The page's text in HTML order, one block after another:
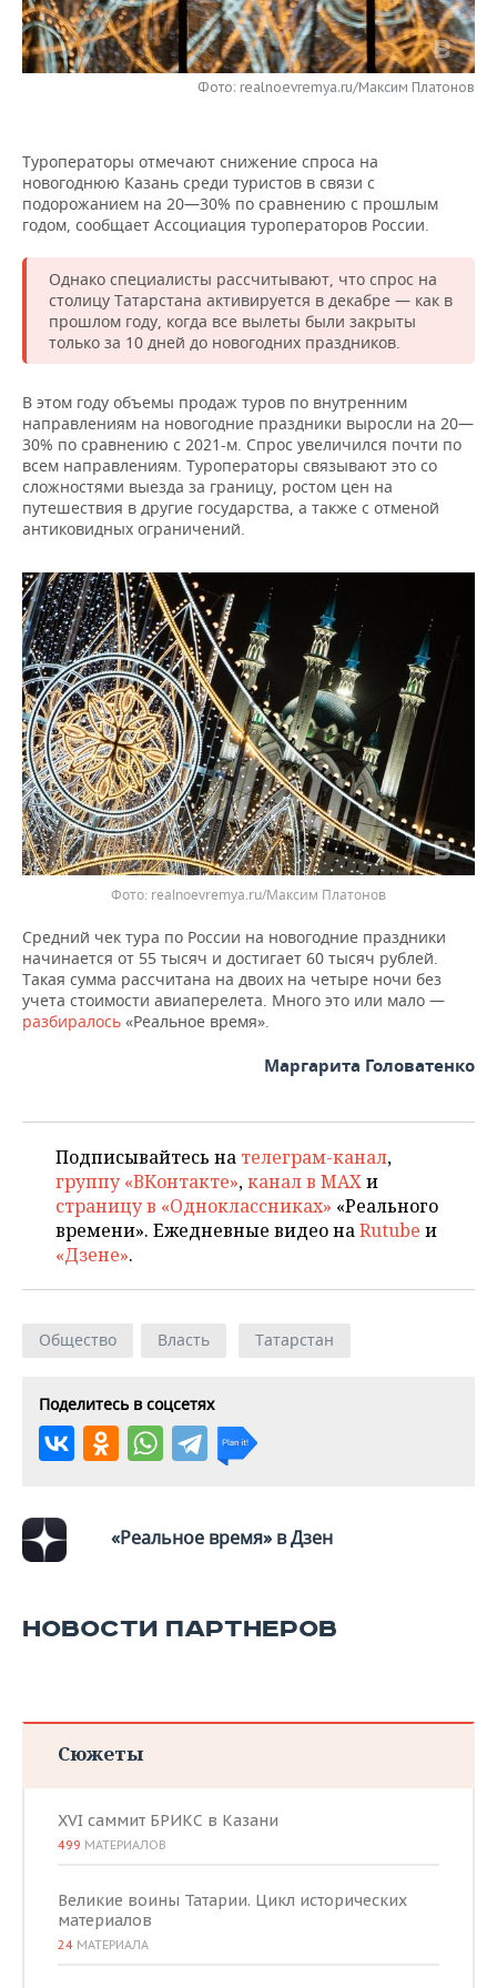
НЕФТЕХИМИЯ
НЕФТЬ
ЭНЕРГЕТИКА
РОЗНИЧНАЯ ТОРГОВЛЯ
НОВОСТИ ТЕХНОЛОГИЙ
ТЕЛЕКОММУНИКАЦИИ
МЕРОПРИЯТИЯ
НОВОСТИ МЕРОПРИЯТИЙ
БИЗНЕС-БРАНЧИ
ОТКРЫТАЯ ЛЕКЦИЯ
ФУТБОЛ
БАСКЕТБОЛ
ВОЛЕЙБОЛ
КИБЕРСПОРТ
ФИГУРНОЕ КАТАНИЕ
ВОДНЫЕ ВИДЫ СПОРТА
НОВОСТИ ОБЩЕСТВА
ИНФРАСТРУКТУРА
ИСТОРИЯ
КУЛЬТУРА
МЕДИЦИНА
ОБРАЗОВАНИЕ
ФОТОГАЛЕРЕЯ
СПРАВОЧНИК
СПИСОК ПЕРСОН
СПИСОК КОМПАНИЙ
ПОЛНАЯ ВЕРСИЯ
Фото: realnoevremya.ru/Максим Платонов
Туроператоры отмечают снижение спроса на
новогоднюю Казань среди туристов в связи с
подорожанием на 20—30% по сравнению с прошлым
годом, сообщает Ассоциация туроператоров России.
Однако специалисты рассчитывают, что спрос на
столицу Татарстана активируется в декабре — как в
прошлом году, когда все вылеты были закрыты
только за 10 дней до новогодних праздников.
В этом году объемы продаж туров по внутренним
направлениям на новогодние праздники выросли на 20—
30% по сравнению с 2021-м. Спрос увеличился почти по
всем направлениям. Туроператоры связывают это со
сложностями выезда за границу, ростом цен на
путешествия в другие государства, а также с отменой
антиковидных ограничений.
Фото: realnoevremya.ru/Максим Платонов
Средний чек тура по России на новогодние праздники
начинается от 55 тысяч и достигает 60 тысяч рублей.
Такая сумма рассчитана на двоих на четыре ночи без
учета стоимости авиаперелета. Много это или мало —
разбиралось «Реальное время».
Маргарита Головатенко
Подписывайтесь на телеграм-канал,
группу «ВКонтакте»,канал в MAXи
страницу в «Одноклассниках» «Реального
времени». Ежедневные видео наRutube и
«Дзене».
Общество Власть Татарстан
Поделитесь в соцсетях
«Реальное время» в Дзен
НОВОСТИ ПАРТНЕРОВ
Сюжеты
XVI саммит БРИКС в Казани
499 МАТЕРИАЛОВ
Великие воины Татарии. Цикл исторических
материалов
24 МАТЕРИАЛА